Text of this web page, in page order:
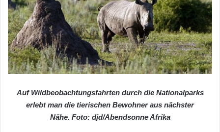
Auf Wildbeobachtungsfahrten durch die Nationalparks
erlebt man die tierischen Bewohner aus nächster
Nähe. Foto: djd/Abendsonne Afrika